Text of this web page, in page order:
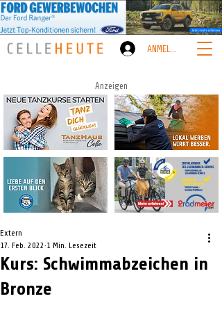
ANMELDEN
Anzeigen
Kurs: Schwimmabzeichen in
Bronze
Extern
17. Feb. 2022 1 Min. Lesezeit